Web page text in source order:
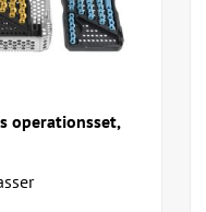
operationsset,